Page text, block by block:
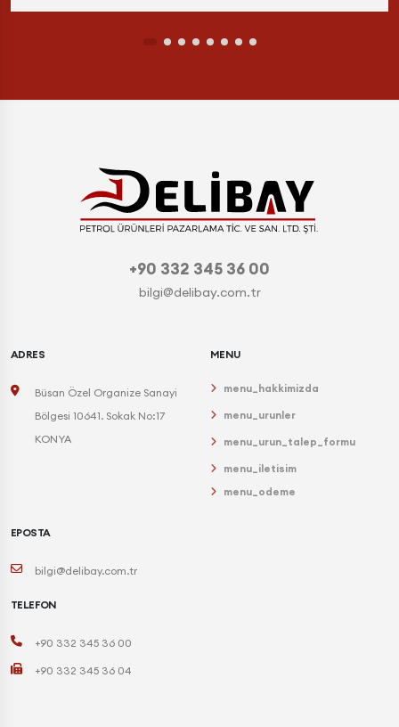
+90 332 345 36 00
bilgi@delibay.com.tr
ADRES
Büsan Özel Organize Sanayi
Bölgesi 10641. Sokak No:17
KONYA
MENU
menu_hakkimizda
menu_urunler
menu_urun_talep_formu
menu_iletisim
menu_odeme
EPOSTA
bilgi@delibay.com.tr
TELEFON
+90 332 345 36 00
+90 332 345 36 04